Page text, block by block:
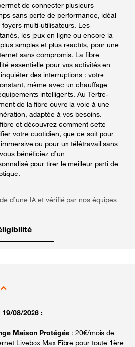
de connecter plusieurs
sans perte de performance, idéal
multi-utilisateurs. Les
les jeux en ligne ou encore la
simples et plus réactifs, pour une
sans compromis. La fibre
essentielle pour vos activités en
des interruptions : votre
même avec un chauffage
intelligents. Au Tertre-
de la fibre ouvre la voie à une
adaptée à vos besoins.
et découvrez comment cette
votre quotidien, que ce soit pour
ou pour un télétravail sans
bénéficiez d’un
pour tirer le meilleur parti de
d’une IA et vérifié par nos équipes
08/2026 :
Maison Protégée : 20€/mois de
Livebox Max Fibre pour toute 1ère